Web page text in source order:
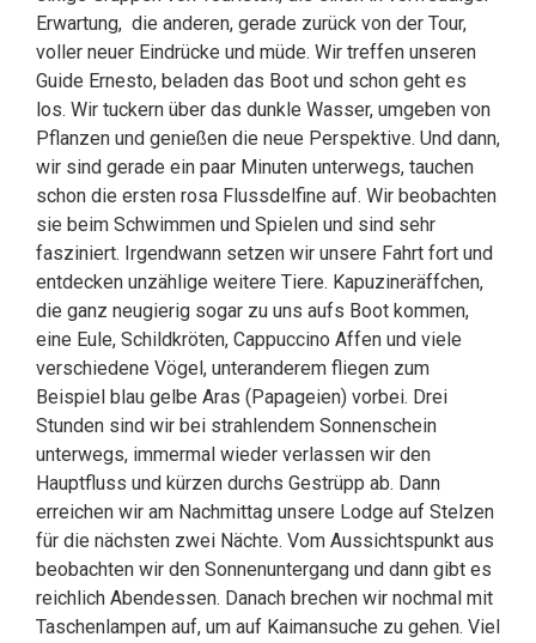
Erwartung, die anderen, gerade zurück von der Tour,
voller neuer Eindrücke und müde. Wir treffen unseren
Guide Ernesto, beladen das Boot und schon geht es
los. Wir tuckern über das dunkle Wasser, umgeben von
Pflanzen und genießen die neue Perspektive. Und dann,
wir sind gerade ein paar Minuten unterwegs, tauchen
schon die ersten rosa Flussdelfine auf. Wir beobachten
sie beim Schwimmen und Spielen und sind sehr
fasziniert. Irgendwann setzen wir unsere Fahrt fort und
entdecken unzählige weitere Tiere. Kapuzineräffchen,
die ganz neugierig sogar zu uns aufs Boot kommen,
eine Eule, Schildkröten, Cappuccino Affen und viele
verschiedene Vögel, unteranderem fliegen zum
Beispiel blau gelbe Aras (Papageien) vorbei. Drei
Stunden sind wir bei strahlendem Sonnenschein
unterwegs, immermal wieder verlassen wir den
Hauptfluss und kürzen durchs Gestrüpp ab. Dann
erreichen wir am Nachmittag unsere Lodge auf Stelzen
für die nächsten zwei Nächte. Vom Aussichtspunkt aus
beobachten wir den Sonnenuntergang und dann gibt es
reichlich Abendessen. Danach brechen wir nochmal mit
Taschenlampen auf, um auf Kaimansuche zu gehen. Viel